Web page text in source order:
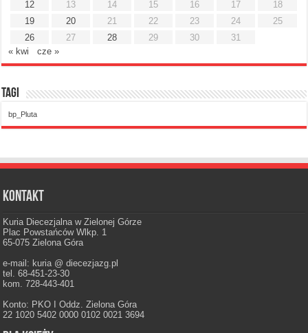
12
13 14 15 16 17
18
19
20 21 22 23 24
25
26
27 28 29 30
31
« kwi
cze »
Tagi
bp_Pluta
Kontakt
Kuria Diecezjalna w Zielonej Górze
Plac Powstańców Wlkp. 1
65-075 Zielona Góra
e-mail: kuria @ diecezjazg.pl
tel. 68-451-23-30
kom. 728-443-401
Konto: PKO I Oddz. Zielona Góra
22 1020 5402 0000 0102 0021 3694